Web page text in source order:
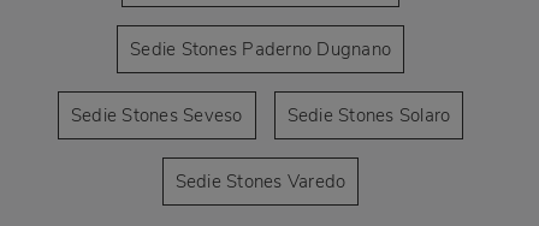
Sedie Stones Paderno Dugnano
Sedie Stones Seveso Sedie Stones Solaro
Sedie Stones Varedo